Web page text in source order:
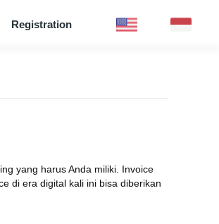
Registration
yang harus Anda miliki. Invoice
di era digital kali ini bisa diberikan